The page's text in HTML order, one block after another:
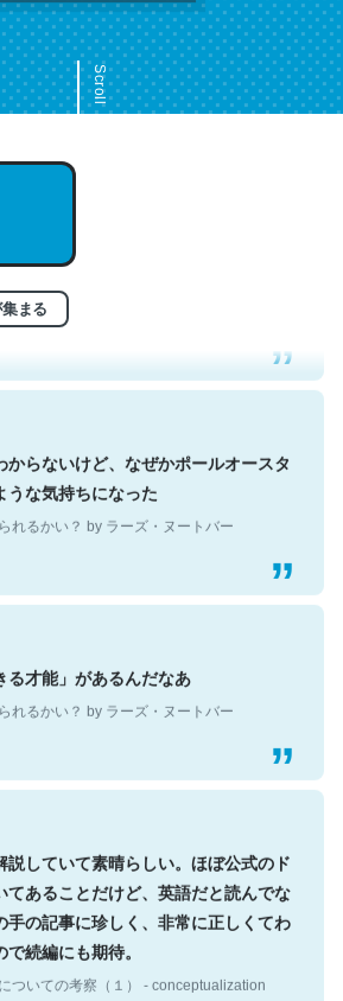
Scroll
まる
もクレバーなんだろうなと凄く思
る人は原文もお勧め。自分はこの流
Go. Then Covid hit. Shit.
れるかい？ by ラーズ・ヌートバー
からないけど、なぜかポールオースタ
うな気持ちになった
る才能」があるんだなあ
説していて素晴らしい。ほぼ公式のド
てあることだけど、英語だと読んでな
手の記事に珍しく、非常に正しくてわ
で続編にも期待。